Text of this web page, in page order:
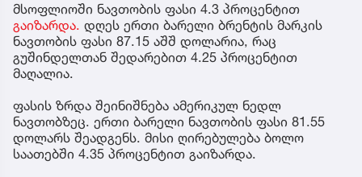
მსოფლიოში ნავთობის ფასი 4.3 პროცენტით
გაიზარდა. დღეს ერთი ბარელი ბრენტის მარკის
ნავთობის ფასი 87.15 აშშ დოლარია, რაც
გუშინდელთან შედარებით 4.25 პროცენტით
მაღალია.
ფასის ზრდა შეინიშნება ამერიკულ ნედლ
ნავთობზეც. ერთი ბარელი ნავთობის ფასი 81.55
დოლარს შეადგენს. მისი ღირებულება ბოლო
საათებში 4.35 პროცენტით გაიზარდა.